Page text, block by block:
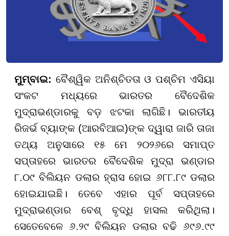
ମୁମ୍ବାଇ: ବୈଶ୍ୱିକ ଅନିଶ୍ଚିତତା ଓ ପଶ୍ଚିମ ଏସିୟା
ସଂକଟ ମଧ୍ୟରେ ଭାରତର ବୈଦେଶିକ
ମୁଦ୍ରାଭଣ୍ଡାରକୁ ବଡ଼ ଝଟକା ଲାଗିଛି। ଭାରତୀୟ
ରିଜର୍ଭ ବ୍ୟାଙ୍କ (ଆରବିଆଇ)ଙ୍କ ଦ୍ୱାରା ଜାରି ତାଜା
ତଥ୍ୟ ଅନୁସାରେ ୧୫ ମେ ୨୦୨୬ରେ ସମାପ୍ତ
ସପ୍ତାହରେ ଭାରତର ବୈଦେଶିକ ମୁଦ୍ରା ଭଣ୍ଡାର
୮.୦୯ ବିଲିୟନ ଡଲାର ହ୍ରାସ ହୋଇ ୬୮୮.୮୯ ଡଲାର
ହୋଇଯାଇଛି। ତେବେ ଏହାର ପୂର୍ବ ସପ୍ତାହରେ
ମୁଦ୍ରାଭଣ୍ଡାର ବେଶ୍ ବୃଦ୍ଧି ହାସଲ କରିଥିଲା।
ସେତେବେଳେ ୬.୨୯ ବିଲିୟନ ଡଲାର ବଢି ୬୯୬.୯୯